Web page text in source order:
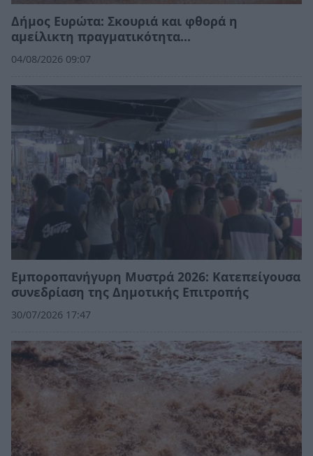
Δήμος Ευρώτα: Σκουριά και φθορά η
αμείλικτη πραγματικότητα…
04/08/2026 09:07
Εμποροπανήγυρη Μυστρά 2026: Κατεπείγουσα
συνεδρίαση της Δημοτικής Επιτροπής
30/07/2026 17:47